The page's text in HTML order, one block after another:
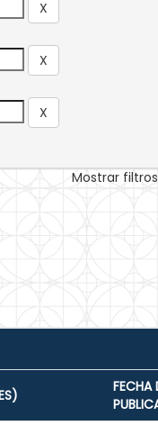
Mostrar
FECHA